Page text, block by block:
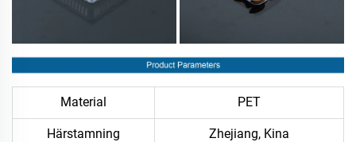
Material PET
Härstamning Zhejiang, Kina